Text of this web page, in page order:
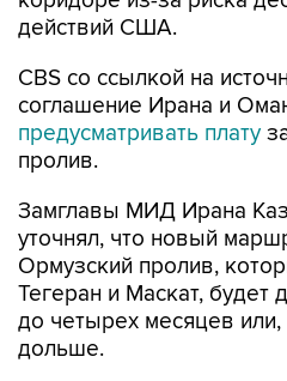
действий США.
CBS со ссылкой на
соглашение Ирана и
предусматривать плату
пролив.
Замглавы МИД Ирана
уточнял, что новый
Ормузский пролив,
Тегеран и Маскат, будет
до четырех месяцев или,
дольше.